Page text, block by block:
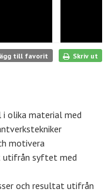
till favorit Skriv ut
olika material med
motivera
utifrån syftet med
och resultat utifrån